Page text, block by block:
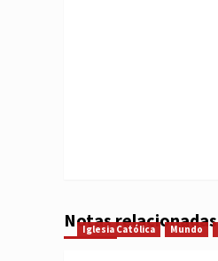
Notas relacionadas
Iglesia Católica Mundo